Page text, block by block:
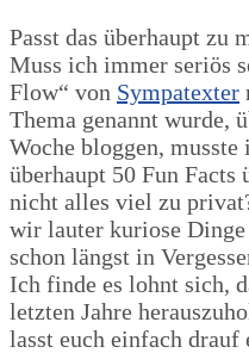
Passt das überhaupt zu
Muss ich immer seriös
Flow“ von Sympatexter
Thema genannt wurde,
Woche bloggen,
überhaupt 50 Fun Facts
nicht alles viel zu
wir lauter kuriose
schon längst in
Ich finde es lohnt sich,
letzten Jahre
lasst euch einfach drauf